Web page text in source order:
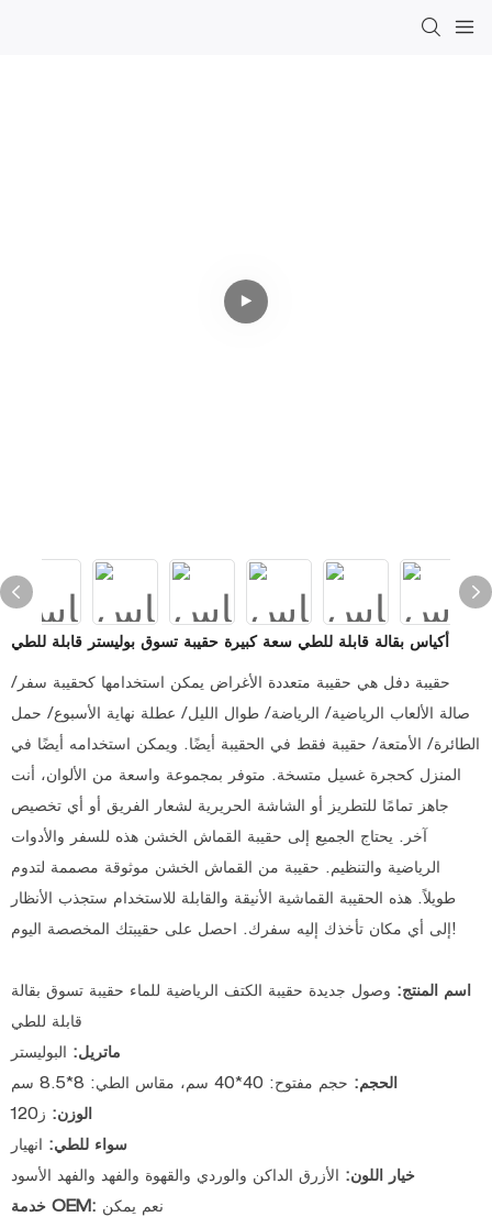
أكياس بقالة قابلة للطي سعة كبيرة حقيبة تسوق بوليستر قابلة للطي
حقيبة دفل هي حقيبة متعددة الأغراض يمكن استخدامها كحقيبة سفر/
صالة الألعاب الرياضية/ الرياضة/ طوال الليل/ عطلة نهاية الأسبوع/ حمل
الطائرة/ الأمتعة/ حقيبة فقط في الحقيبة أيضًا. ويمكن استخدامه أيضًا في
المنزل كحجرة غسيل متسخة. متوفر بمجموعة واسعة من الألوان، أنت
جاهز تمامًا للتطريز أو الشاشة الحريرية لشعار الفريق أو أي تخصيص
آخر. يحتاج الجميع إلى حقيبة القماش الخشن هذه للسفر والأدوات
الرياضية والتنظيم. حقيبة من القماش الخشن موثوقة مصممة لتدوم
طويلاً. هذه الحقيبة القماشية الأنيقة والقابلة للاستخدام ستجذب الأنظار
إلى أي مكان تأخذك إليه سفرك. احصل على حقيبتك المخصصة اليوم!
اسم المنتج: وصول جديدة حقيبة الكتف الرياضية للماء حقيبة تسوق بقالة
قابلة للطي
ماتريل: البوليستر
الحجم: حجم مفتوح: 40*40 سم، مقاس الطي: 8*8.5 سم
الوزن: ز120
سواء للطي: انهيار
خيار اللون: الأزرق الداكن والوردي والقهوة والفهد والفهد الأسود
خدمة OEM: نعم يمكن